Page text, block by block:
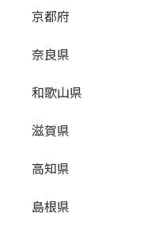
京都府
奈良県
和歌山県
滋賀県
高知県
島根県